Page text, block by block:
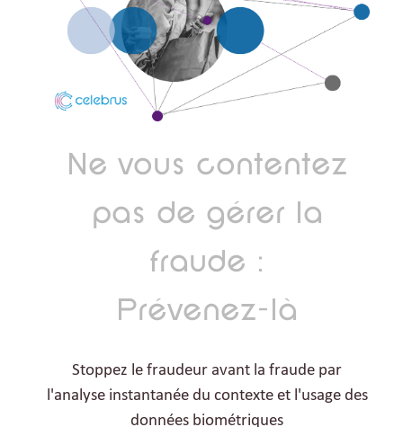
Ne vous contentez
pas de gérer la
fraude :
Prévenez-là
Stoppez le fraudeur avant la fraude par
l'analyse instantanée du contexte et l'usage des
données biométriques